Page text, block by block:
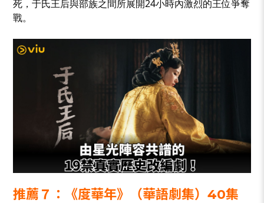
死，于氏王后與部族之間所展開24小時內激烈的王位爭奪
戰。
推薦７：《度華年》（華語劇集）40集